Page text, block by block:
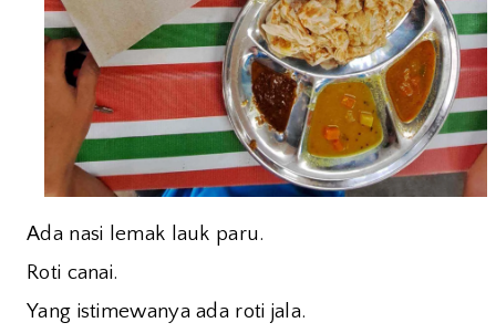
Ada nasi lemak lauk paru.
Roti canai.
Yang istimewanya ada roti jala.